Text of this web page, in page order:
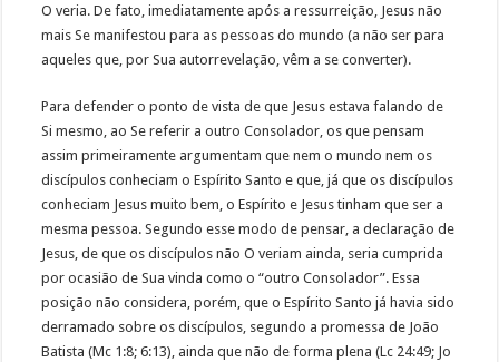
O veria. De fato, imediatamente após a ressurreição, Jesus não
mais Se manifestou para as pessoas do mundo (a não ser para
aqueles que, por Sua autorrevelação, vêm a se converter).
Para defender o ponto de vista de que Jesus estava falando de
Si mesmo, ao Se referir a outro Consolador, os que pensam
assim primeiramente argumentam que nem o mundo nem os
discípulos conheciam o Espírito Santo e que, já que os discípulos
conheciam Jesus muito bem, o Espírito e Jesus tinham que ser a
mesma pessoa. Segundo esse modo de pensar, a declaração de
Jesus, de que os discípulos não O veriam ainda, seria cumprida
por ocasião de Sua vinda como o “outro Consolador”. Essa
posição não considera, porém, que o Espírito Santo já havia sido
derramado sobre os discípulos, segundo a promessa de João
Batista (Mc 1:8; 6:13), ainda que não de forma plena (Lc 24:49; Jo